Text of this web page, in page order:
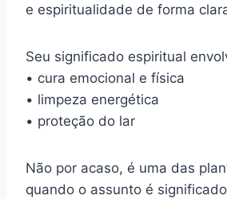
e espiritualidade de forma
Seu significado espiritual
• cura emocional e física
• limpeza energética
• proteção do lar
Não por acaso, é uma das
quando o assunto é